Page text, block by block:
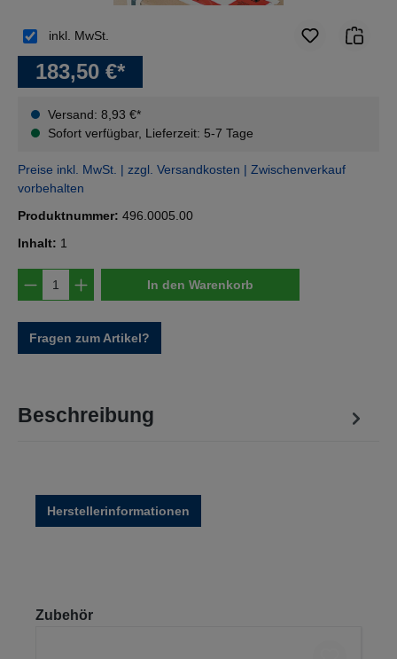
183,50 €*
Versand: 8,93 €*
Sofort verfügbar, Lieferzeit: 5-7 Tage
inkl. MwSt.
Preise inkl. MwSt. | zzgl. Versandkosten | Zwischenverkauf
vorbehalten
Produktnummer: 496.0005.00
Inhalt: 1
Produkt Anzahl: Gib den gewünschten
In den Warenkorb
Fragen zum Artikel?
Beschreibung
Herstellerinformationen
Produktgalerie überspringen
Zubehör